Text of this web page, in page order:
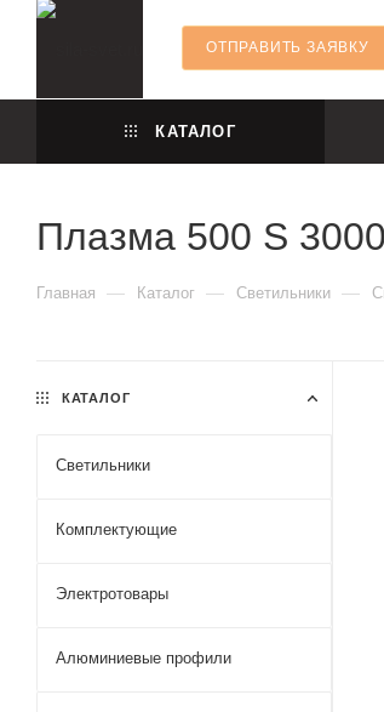
ОТПРАВИТЬ ЗАЯВКУ
КАТАЛОГ
Плазма 500 S
Главная — Каталог — Светильники —
КАТАЛОГ
Светильники
Комплектующие
Электротовары
Алюминиевые профили